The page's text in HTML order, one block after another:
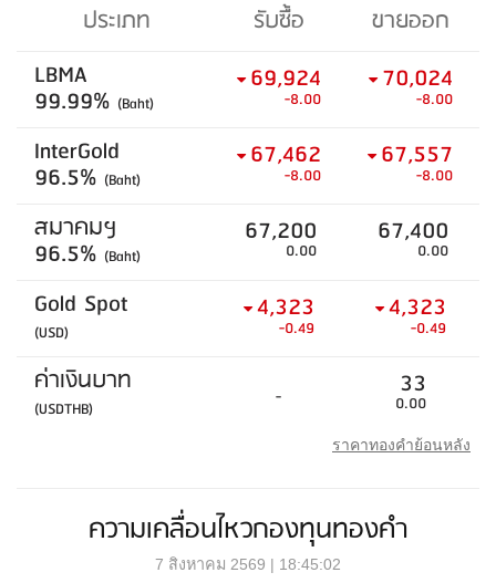
ประเภท รับซื้อ
ขายออก
LBMA
99.99% (Baht)
69,924
-8.00
70,024
-8.00
InterGold
96.5% (Baht)
67,462
-8.00
67,557
-8.00
สมาคมฯ
96.5% (Baht)
67,200
0.00
67,400
0.00
Gold Spot
(USD)
4,323
-0.49
4,323
-0.49
ค่าเงินบาท
(USDTHB) - 33
0.00
ราคาทองคำย้อนหลัง
ความเคลื่อนไหวกองทุนทองคำ
7 สิงหาคม 2569 | 18:45:02